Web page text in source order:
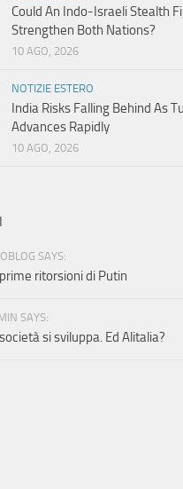
Could An Indo-Israeli Stealth
Strengthen Both Nations?
10 AGO, 2026
NOTIZIE ESTERO
India Risks Falling Behind As
Advances Rapidly
10 AGO, 2026
SAYS:
ritorsioni di Putin
SAYS:
si sviluppa. Ed Alitalia?